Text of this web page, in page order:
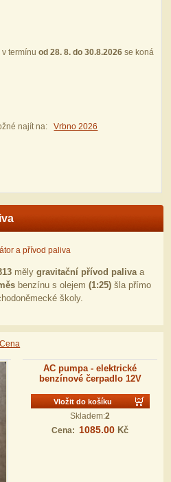
v termínuod 28. 8. do 30.8.2026 se koná
najít na:Vrbno 2026
a přívod paliva
mělygravitační přívod palivaa
benzínu s olejem(1:25) šla přímo
školy.
Cena
AC pumpa - elektrické
benzínové čerpadlo 12V
Vložit do košíku
Skladem:2
Cena: 1085.00 Kč